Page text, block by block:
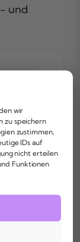
wir
zu speichern
zustimmen,
IDs auf
nicht erteilen
Funktionen
und